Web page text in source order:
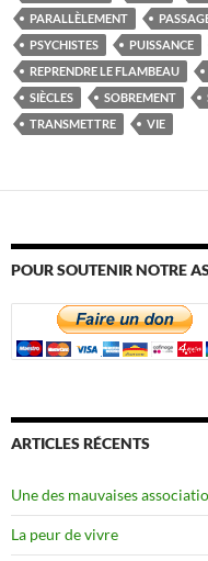
PARALLÈLEMENT
PSYCHISTES
PUISSANCE
REPRENDRE LE FLAMBEAU
SIÈCLES
SOBREMENT
TRANSMETTRE
VIE
POUR SOUTENIR NOTRE
ARTICLES RÉCENTS
Une des mauvaises
La peur de vivre